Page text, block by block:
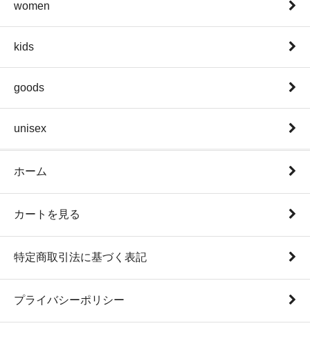
women
kids
goods
unisex
ホーム
カートを見る
特定商取引法に基づく表記
プライバシーポリシー